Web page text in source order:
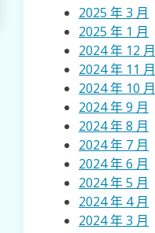
2025 年 3 月
2025 年 1 月
2024 年 12 月
2024 年 11 月
2024 年 10 月
2024 年 9 月
2024 年 8 月
2024 年 7 月
2024 年 6 月
2024 年 5 月
2024 年 4 月
2024 年 3 月